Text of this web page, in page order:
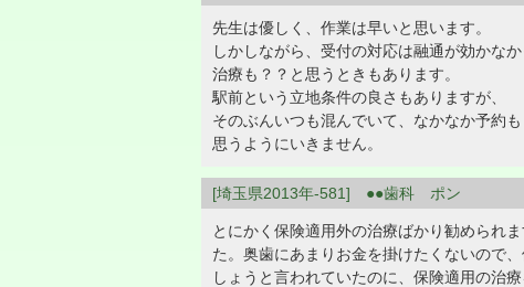
先生は優しく、作業は早いと思います。
しかしながら、受付の対応は融通が効かなか
治療も？？と思うときもあります。
駅前という立地条件の良さもありますが、
そのぶんいつも混んでいて、なかなか予約も
思うようにいきません。
[埼玉県2013年-581] ●●歯科 ポン
とにかく保険適用外の治療ばかり勧められ
た。奥歯にあまりお金を掛けたくないので
しょうと言われていたのに、保険適用の治